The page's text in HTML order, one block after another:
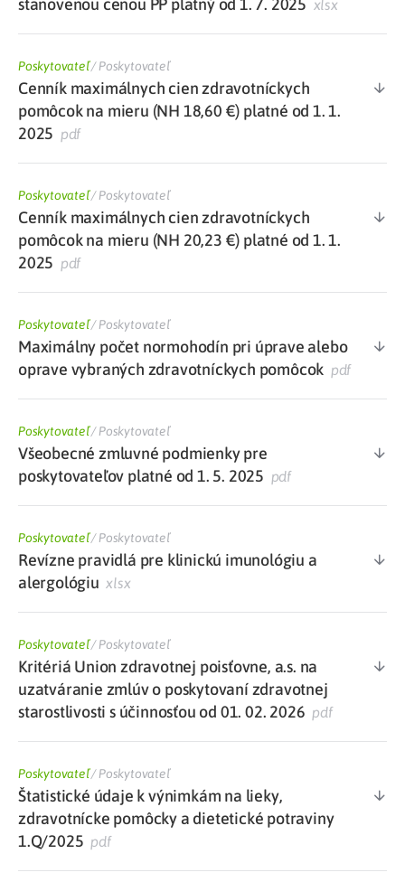
stanovenou cenou PP platný od 1. 7. 2025 xlsx
Poskytovateľ/Poskytovateľ
Cenník maximálnych cien zdravotníckych
pomôcok na mieru (NH 18,60 €) platné od 1. 1.
2025 pdf
Poskytovateľ/Poskytovateľ
Cenník maximálnych cien zdravotníckych
pomôcok na mieru (NH 20,23 €) platné od 1. 1.
2025 pdf
Poskytovateľ/Poskytovateľ
Maximálny počet normohodín pri úprave alebo
oprave vybraných zdravotníckych pomôcok pdf
Poskytovateľ/Poskytovateľ
Všeobecné zmluvné podmienky pre
poskytovateľov platné od 1. 5. 2025 pdf
Poskytovateľ/Poskytovateľ
Revízne pravidlá pre klinickú imunológiu a
alergológiu xlsx
Poskytovateľ/Poskytovateľ
Kritériá Union zdravotnej poisťovne, a.s. na
uzatváranie zmlúv o poskytovaní zdravotnej
starostlivosti s účinnosťou od 01. 02. 2026 pdf
Poskytovateľ/Poskytovateľ
Štatistické údaje k výnimkám na lieky,
zdravotnícke pomôcky a dietetické potraviny
1.Q/2025 pdf